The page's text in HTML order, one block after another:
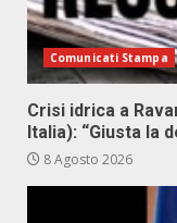
Comunicati Stampa
Crisi idrica a
Italia): “Giusta la
8 Agosto 2026